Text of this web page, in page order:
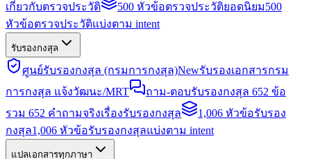
เกี่ยวกับตรวจประวัติ
500 หัวข้อตรวจประวัติยอดนิยม500
หัวข้อตรวจประวัติแบ่งตาม intent
รับรองกงสุล
ศูนย์รับรองกงสุล (กรมการกงสุล)Newรับรองเอกสารกรม
การกงสุล แจ้งวัฒนะ/MRT
ถาม-ตอบรับรองกงสุล 652 ข้อ
รวม 652 คำถามจริงเรื่องรับรองกงสุล
1,006 หัวข้อรับรอง
กงสุล1,006 หัวข้อรับรองกงสุลแบ่งตาม intent
แปลเอกสารทุกภาษา